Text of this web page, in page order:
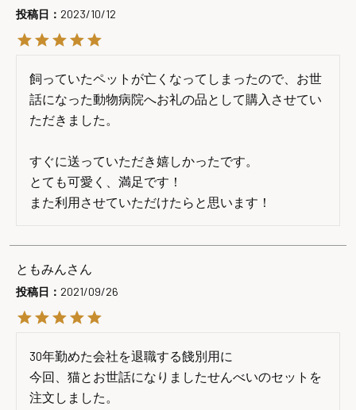
投稿日 2023/10/12
飼っていたペットが亡くなってしまったので、お世
話になった動物病院へお礼の品として購入させてい
ただきました。
すぐに送っていただき嬉しかったです。
とても可愛く、満足です！
また利用させていただけたらと思います！
ともみん
投稿日 2021/09/26
30年勤めた会社を退職する餞別用に
今回、猫とお世話になりましたせんべいのセットを
注文しました。